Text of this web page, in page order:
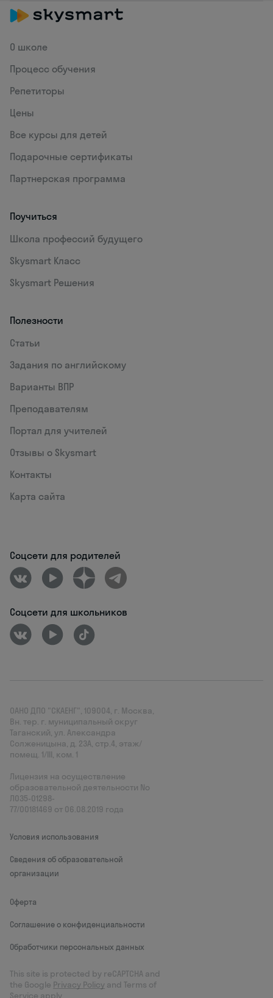
О школе
Процесс обучения
Репетиторы
Цены
Все курсы для детей
Подарочные сертификаты
Партнерская программа
Поучиться
Школа профессий будущего
Skysmart Класс
Skysmart Решения
Полезности
Статьи
Задания по английскому
Варианты ВПР
Преподавателям
Портал для учителей
Отзывы о Skysmart
Контакты
Карта сайта
Соцсети для родителей
Соцсети для школьников
ОАНО ДПО "СКАЕНГ", 109004, г. Москва,
Вн. тер. г. муниципальный округ
Таганский, ул. Александра
Солженицына, д. 23А, стр.4, этаж/
помещ. 1/III, ком. 1
Лицензия на осуществление
образовательной деятельности No
Л035‑01298-
77/00181469 от 06.08.2019 года
Условия использования
Сведения об образовательной
организации
Оферта
Соглашение о конфиденциальности
Обработчики персональных данных
This site is protected by reCAPTCHA and
the Google Privacy Policy and Terms of
Service apply